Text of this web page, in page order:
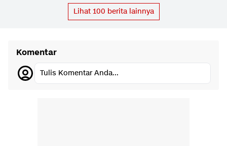
Lihat 100 berita lainnya
Komentar
Tulis Komentar Anda...